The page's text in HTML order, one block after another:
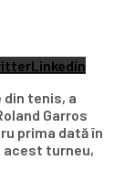
Linkedin
din tenis, a
Garros
prima dată în
acest turneu,